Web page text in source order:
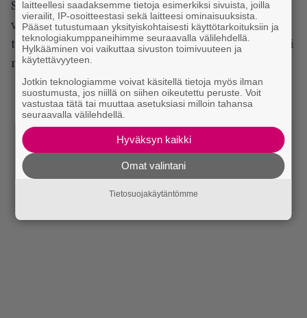
Schlegel kutsuukin itseään ennemmin
viihdyttäjäksi kuin muusikoksi. Hänelle ei ole
tärkeintä olla teknisesti kykenevin soittaja vaan yksi
näyttelijä Powerwolfin suurissa esityksissä.
laitteellesi saadaksemme tietoja esimerkiksi sivuista, joilla
vierailit, IP-osoitteestasi sekä laitteesi ominaisuuksista.
Pääset tutustumaan yksityiskohtaisesti käyttötarkoituksiin ja
teknologiakumppaneihimme seuraavalla välilehdellä.
Hylkääminen voi vaikuttaa sivuston toimivuuteen ja
käytettävyyteen.
Jotkin teknologiamme voivat käsitellä tietoja myös ilman
suostumusta, jos niillä on siihen oikeutettu peruste. Voit
vastustaa tätä tai muuttaa asetuksiasi milloin tahansa
seuraavalla välilehdellä.
Hyväksyn kaikki
Omat valintani
Tietosuojakäytäntömme